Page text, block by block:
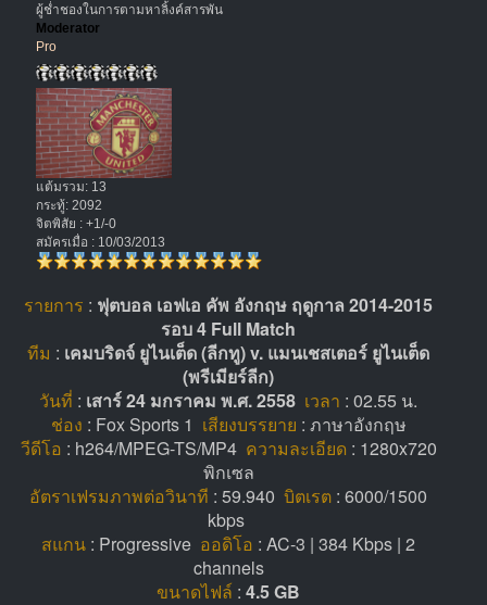
ผู้ช่ำชองในการตามหาลิ้งค์สารพัน
Moderator
Pro
แต้มรวม: 13
กระทู้: 2092
จิตพิสัย : +1/-0
สมัครเมื่อ : 10/03/2013
รายการ : ฟุตบอล เอฟเอ คัพ อังกฤษ ฤดูกาล 2014-2015
รอบ 4 Full Match
ทีม : เคมบริดจ์ ยูไนเต็ด (ลีกทู) v. แมนเชสเตอร์ ยูไนเต็ด
(พรีเมียร์ลีก)
วันที่ : เสาร์ 24 มกราคม พ.ศ. 2558 เวลา : 02.55 น.
ช่อง : Fox Sports 1 เสียงบรรยาย : ภาษาอังกฤษ
วีดีโอ : h264/MPEG-TS/MP4 ความละเอียด : 1280x720
พิกเซล
อัตราเฟรมภาพต่อวินาที : 59.940 บิตเรต : 6000/1500
kbps
สแกน : Progressive ออดิโอ : AC-3 | 384 Kbps | 2
channels
ขนาดไฟล์ : 4.5 GB